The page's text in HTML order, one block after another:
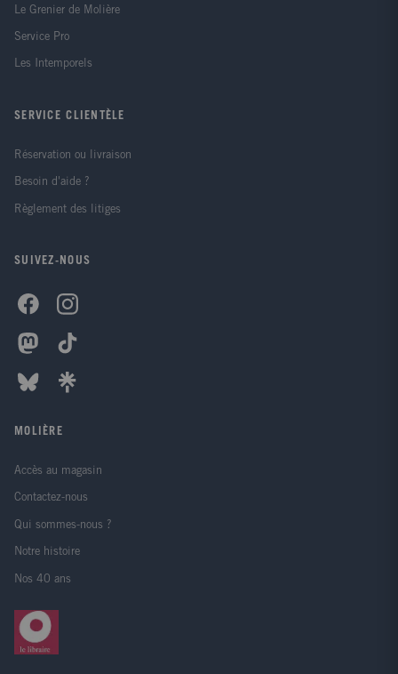
Le Grenier de Molière
Service Pro
Les Intemporels
SERVICE CLIENTÈLE
Réservation ou livraison
Besoin d'aide ?
Règlement des litiges
SUIVEZ-NOUS
MOLIÈRE
Accès au magasin
Contactez-nous
Qui sommes-nous ?
Notre histoire
Nos 40 ans